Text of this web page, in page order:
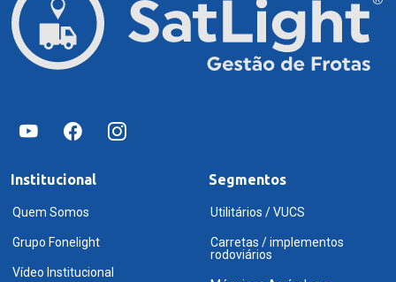
Institucional
Quem Somos
Grupo Fonelight
Vídeo Institucional
Segmentos
Utilitários / VUCS
Carretas / implementos
rodoviários